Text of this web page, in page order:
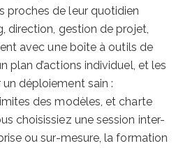
proches de leur quotidien
direction, gestion de projet,
avec une boîte à outils de
plan d’actions individuel, et les
déploiement sain :
des modèles, et charte
choisissiez une session inter-
ou sur-mesure, la formation